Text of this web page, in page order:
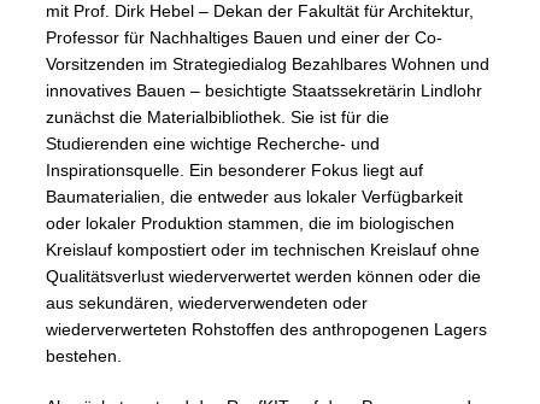
mit Prof. Dirk Hebel – Dekan der Fakultät für Architektur,
Professor für Nachhaltiges Bauen und einer der Co-
Vorsitzenden im Strategiedialog Bezahlbares Wohnen und
innovatives Bauen – besichtigte Staatssekretärin Lindlohr
zunächst die Materialbibliothek. Sie ist für die
Studierenden eine wichtige Recherche- und
Inspirationsquelle. Ein besonderer Fokus liegt auf
Baumaterialien, die entweder aus lokaler Verfügbarkeit
oder lokaler Produktion stammen, die im biologischen
Kreislauf kompostiert oder im technischen Kreislauf ohne
Qualitätsverlust wiederverwertet werden können oder die
aus sekundären, wiederverwendeten oder
wiederverwerteten Rohstoffen des anthropogenen Lagers
bestehen.